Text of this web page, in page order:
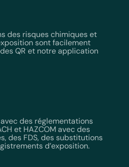
des risques chimiques et
sont facilement
QR et notre application
des réglementations
et HAZCOM avec des
des FDS, des substitutions
d’exposition.